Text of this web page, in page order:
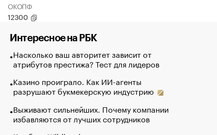
ОКОПФ
12300
Интересное на РБК
Насколько ваш авторитет зависит от
атрибутов престижа? Тест для лидеров
Казино проиграло. Как ИИ-агенты
разрушают букмекерскую индустрию
Выживают сильнейших. Почему компании
избавляются от лучших сотрудников